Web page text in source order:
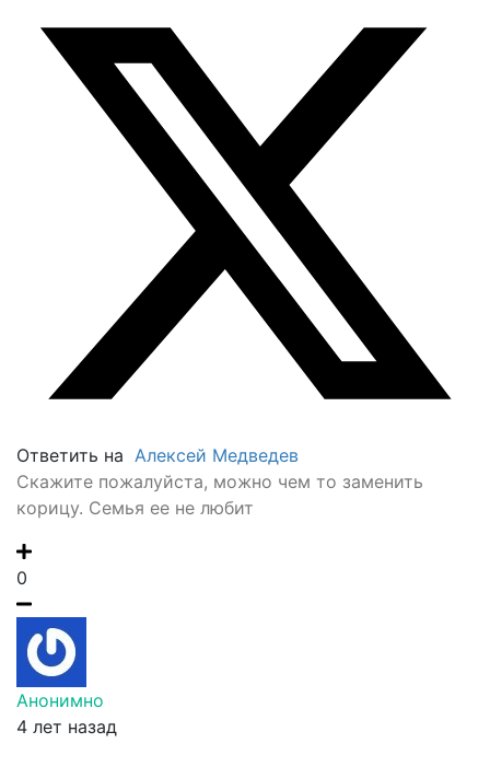
Ответить на Алексей Медведев
Скажите пожалуйста, можно чем то заменить
корицу. Семья ее не любит
0
Анонимно
4 лет назад